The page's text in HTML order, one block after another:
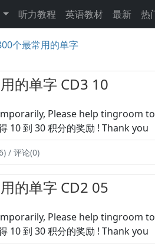
听力教程 英语教材 最新 热
个最常用的单字
的单字 CD3 10
Please help tingroom
10 到 30 积分的奖励 ! Thank you
/ 评论(0)
的单字 CD2 05
Please help tingroom
10 到 30 积分的奖励 ! Thank you